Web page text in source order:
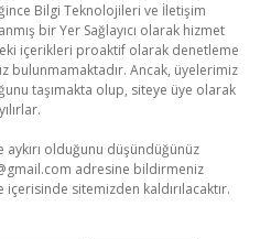
Bilgi Teknolojileri ve İletişim
bir Yer Sağlayıcı olarak hizmet
içerikleri proaktif olarak denetleme
bulunmamaktadır. Ancak, üyelerimiz
taşımakta olup, siteye üye olarak
olduğunu düşündüğünüz
adresine bildirmeniz
sitemizden kaldırılacaktır.